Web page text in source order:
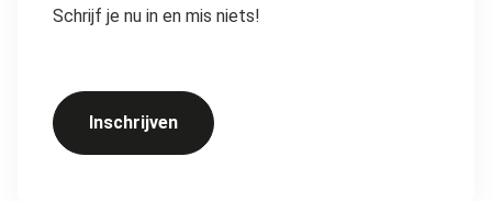
Schrijf je nu in en mis niets!
Inschrijven